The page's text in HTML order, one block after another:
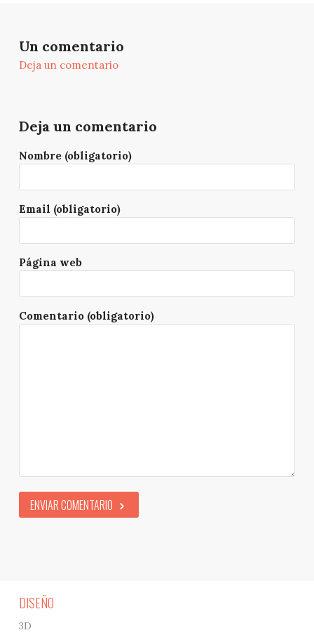
Un comentario
Deja un comentario
Deja un comentario
Nombre (obligatorio)
Email (obligatorio)
Página web
Comentario (obligatorio)
ENVIAR COMENTARIO
DISEÑO
3D